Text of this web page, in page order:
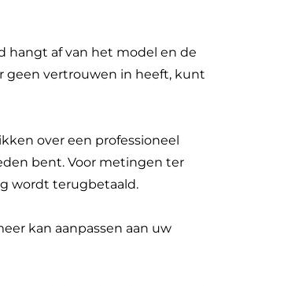
hangt af van het model en de
geen vertrouwen in heeft, kunt
over een professioneel
bent. Voor metingen ter
wordt terugbetaald.
kan aanpassen aan uw